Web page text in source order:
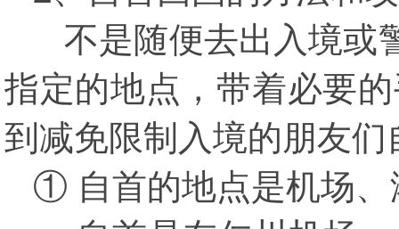
不是随便去出入境或
指定的地点，带着必要
到减免限制入境的朋友
① 自首的地点是机场、